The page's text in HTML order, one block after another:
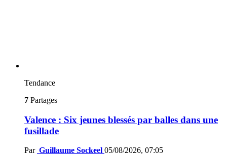
Tendance
7 Partages
Valence : Six jeunes blessés par balles dans une
fusillade
Par Guillaume Sockeel 05/08/2026, 07:05